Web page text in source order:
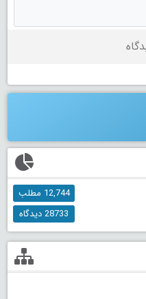
12,744 مطلب
28733 دیدگاه